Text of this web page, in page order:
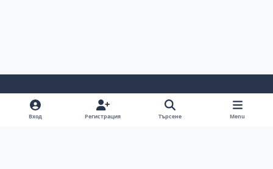
Light ModeDark ModeSystem Preference
f
Вход Регистрация Търсене Menu